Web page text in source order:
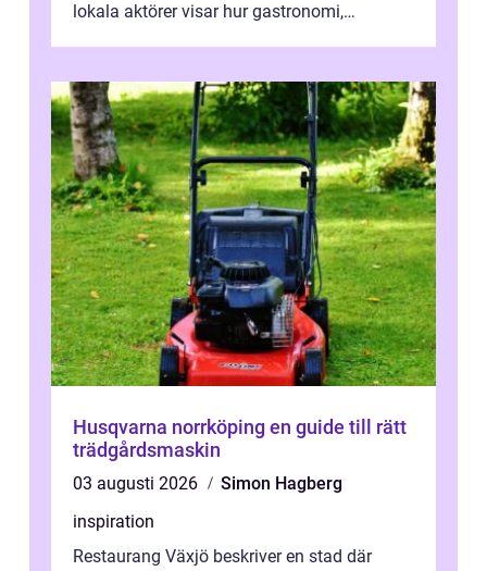
lokala aktörer visar hur gastronomi,
Husqvarna norrköping en guide till rätt
trädgårdsmaskin
03 augusti 2026
Simon Hagberg
inspiration
Restaurang Växjö beskriver en stad där